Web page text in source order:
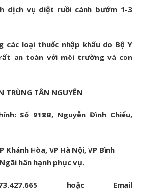
dịch vụ diệt ruồi cánh bướm 1-3
các loại thuốc nhập khẩu do Bộ Y
an toàn với môi trường và con
TRÙNG TÂN NGUYÊN
Số 918B, Nguyễn Đình Chiểu,
Khánh Hòa, VP Hà Nội, VP Bình
hân hạnh phục vụ.
hoặc Email